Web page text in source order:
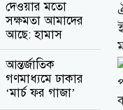
দেওয়ার মতো
সক্ষমতা আমাদের
আছে: হামাস
আন্তর্জাতিক
গণমাধ্যমে ঢাকার
‘মার্চ ফর গাজা’